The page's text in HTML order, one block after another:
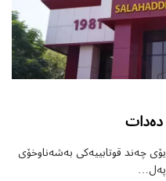
دەدات
چەند قوتابییەکی بەشەناوخۆی